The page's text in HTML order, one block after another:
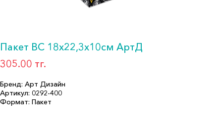
Пакет BC 18х22,3х10см АртД
305.00 тг.
Бренд: Арт Дизайн
Артикул: 0292-400
Формат: Пакет